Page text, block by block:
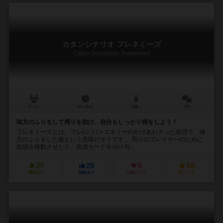
カタンシナリオ フレネミーズ
Catan Scenarios: Frenemies
味方のふりをして周りを助け、自分もしっかり得をしよう！
フレネミーズとは、フレ(ンド)＋エネミーのかけあわさった造語で、味
方のふりをした敵という意味だそうです。 周りのプレイヤーのために
盗賊を移動させたり、資源カードを分け与...
27
興味あり
29
経験あり
8
お気に入り
68
持ってる